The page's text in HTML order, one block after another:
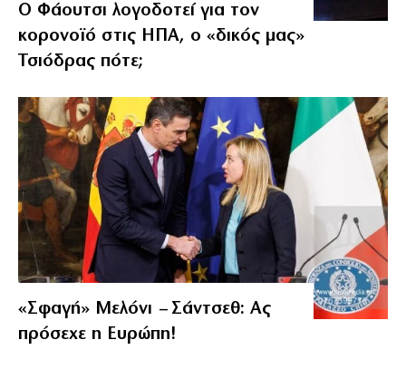
Ο Φάουτσι λογοδοτεί για τον
κορονοϊό στις ΗΠΑ, ο «δικός μας»
Τσιόδρας πότε;
«Σφαγή» Μελόνι – Σάντσεθ: Ας
πρόσεχε η Ευρώπη!